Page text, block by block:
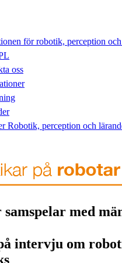
för robotik, perception
oss
Robotik, perception och
med
intervju om